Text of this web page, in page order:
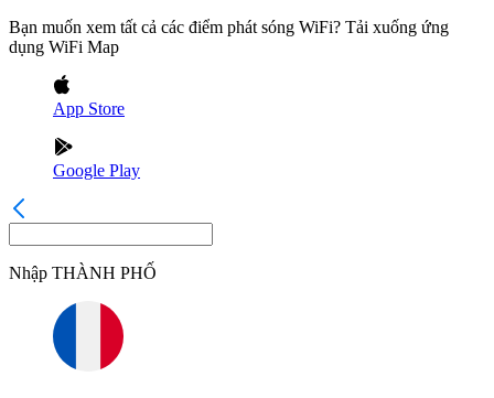
Bạn muốn xem tất cả các điểm phát sóng WiFi? Tải xuống ứng
dụng WiFi Map
App Store
Google Play
Nhập THÀNH PHỐ